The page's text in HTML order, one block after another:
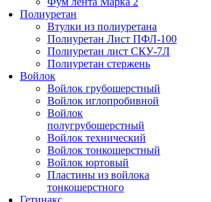
Полиуретан
Втулки из полиуретана
Полиуретан Лист ПФЛ-100
Полиуретан лист СКУ-7Л
Полиуретан стержень
Войлок
Войлок грубошерстный
Войлок иглопробивной
Войлок
полугрубошерстный
Войлок технический
Войлок тонкошерстный
Войлок юртовый
Пластины из войлока
тонкошерстного